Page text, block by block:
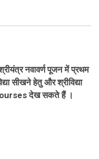
नवावर्ण पूजन में प्रथम
सीखने हेतु और श्रीविद्या
देख सकते हैं ।